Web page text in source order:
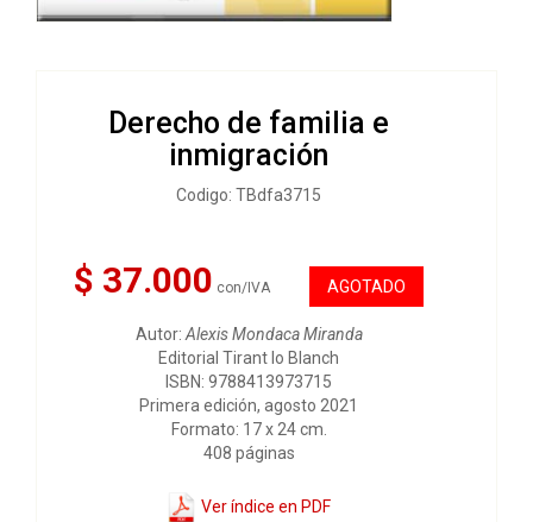
Derecho de familia e
inmigración
Codigo: TBdfa3715
$ 37.000 con/IVA AGOTADO
Autor: Alexis Mondaca Miranda
Editorial Tirant lo Blanch
ISBN: 9788413973715
Primera edición, agosto 2021
Formato: 17 x 24 cm.
408 páginas
Ver índice en PDF